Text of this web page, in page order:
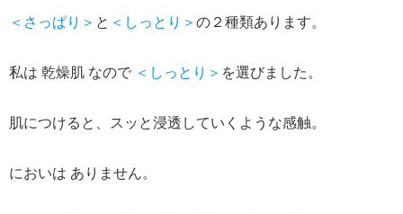
＜さっぱり＞ と ＜しっとり＞ の２種類あります。
私は 乾燥肌 なので ＜しっとり＞ を選びました。
肌につけると、スッと浸透していくような感触。
においは ありません。